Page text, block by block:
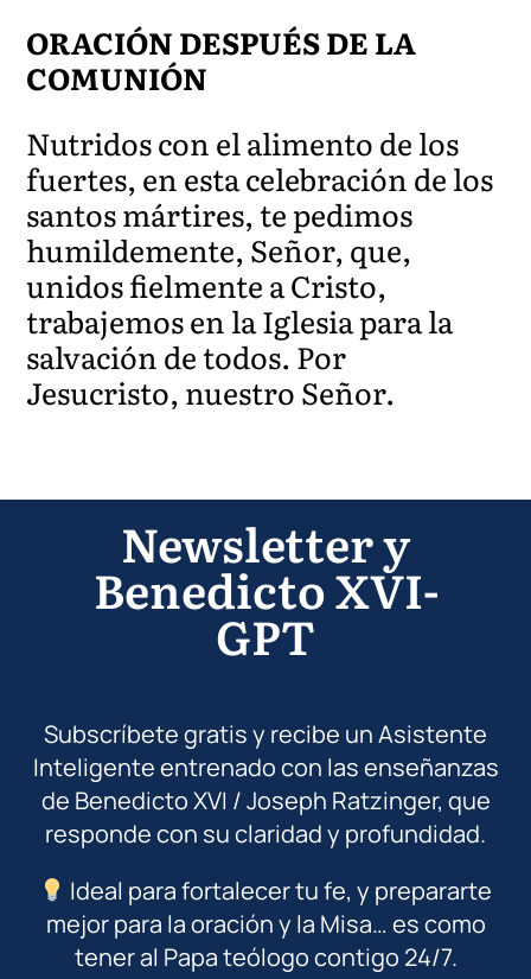
ORACIÓN DESPUÉS DE LA
COMUNIÓN
Nutridos con el alimento de los
fuertes, en esta celebración de los
santos mártires, te pedimos
humildemente, Señor, que,
unidos fielmente a Cristo,
trabajemos en la Iglesia para la
salvación de todos. Por
Jesucristo, nuestro Señor.
Newsletter y
Benedicto XVI-
GPT
Subscríbete gratis y recibe un Asistente
Inteligente entrenado con las enseñanzas
de Benedicto XVI / Joseph Ratzinger, que
responde con su claridad y profundidad.
Ideal para fortalecer tu fe, y prepararte
mejor para la oración y la Misa… es como
tener al Papa teólogo contigo 24/7.